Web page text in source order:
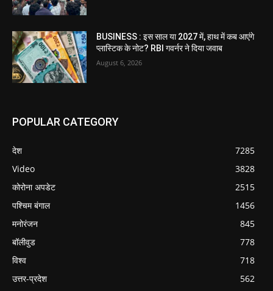
BUSINESS : इस साल या 2027 में, हाथ में कब आएंगे
प्लास्टिक के नोट? RBI गवर्नर ने दिया जवाब
August 6, 2026
POPULAR CATEGORY
देश
7285
Video
3828
कोरोना अपडेट
2515
पश्चिम बंगाल
1456
मनोरंजन
845
बॉलीवुड
778
विश्व
718
उत्तर-प्रदेश
562